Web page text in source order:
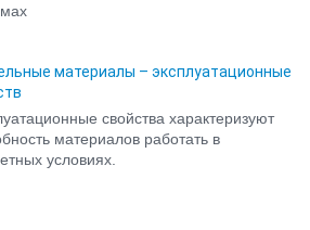
материалы – эксплуатационные
свойства характеризуют
материалов работать в
условиях.